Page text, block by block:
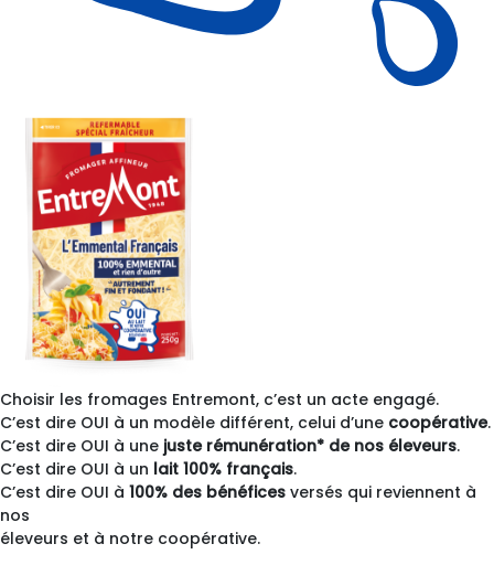
Choisir les fromages Entremont, c’est un acte engagé.
C’est dire OUI à un modèle différent, celui d’une coopérative.
C’est dire OUI à une juste rémunération* de nos éleveurs.
C’est dire OUI à un lait 100% français.
C’est dire OUI à 100% des bénéfices versés qui reviennent à
nos
éleveurs et à notre coopérative.